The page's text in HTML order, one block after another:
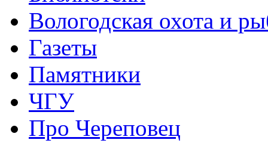
Вологодская охота и
Газеты
Памятники
ЧГУ
Про Череповец